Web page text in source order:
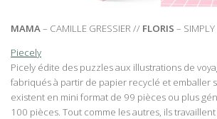
MAMA– CAMILLE GRESSIER // FLORIS – SIMPLY
Piecely
Picely édite des puzzles aux illustrations de
fabriqués à partir de papier recyclé et emballer
existent en mini format de 99 pièces ou plus
100 pièces. Tout comme les autres, ils